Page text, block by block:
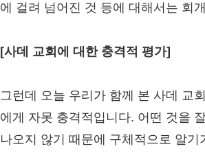
에 걸려 넘어진 것 등에 대해서는 회
[사데 교회에 대한 충격적 평가]
그런데 오늘 우리가 함께 본 사데 교
에게 자못 충격적입니다. 어떤 것을
나오지 않기 때문에 구체적으로 알기